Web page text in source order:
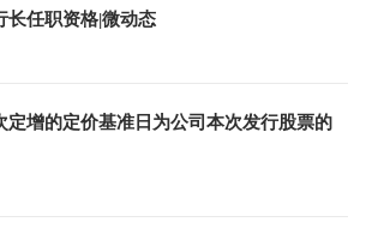
长任职资格|微动态
定增的定价基准日为公司本次发行股票的